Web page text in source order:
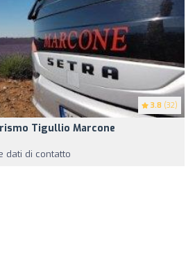
3.8 (32)
Tigullio Marcone
dati di contatto